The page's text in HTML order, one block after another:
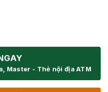
Bosch TQE80703
Master - Thẻ nội địa ATM